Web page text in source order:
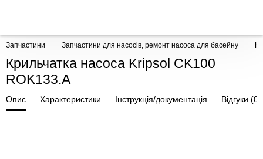
Запчастини Запчастини для насосів, ремонт насоса для басейну
Крильчатка насоса Kripsol CK100
ROK133.A
Опис Характеристики Інструкція/документація Відгуки (0)